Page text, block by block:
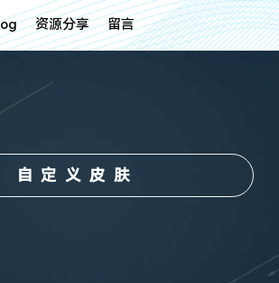
资源分享 留言
自定义皮肤